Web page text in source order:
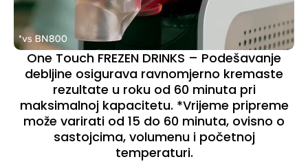
One Touch FREZEN DRINKS – Podešavanje
debljine osigurava ravnomjerno kremaste
rezultate u roku od 60 minuta pri
maksimalnoj kapacitetu. *Vrijeme pripreme
može varirati od 15 do 60 minuta, ovisno o
sastojcima, volumenu i početnoj
temperaturi.